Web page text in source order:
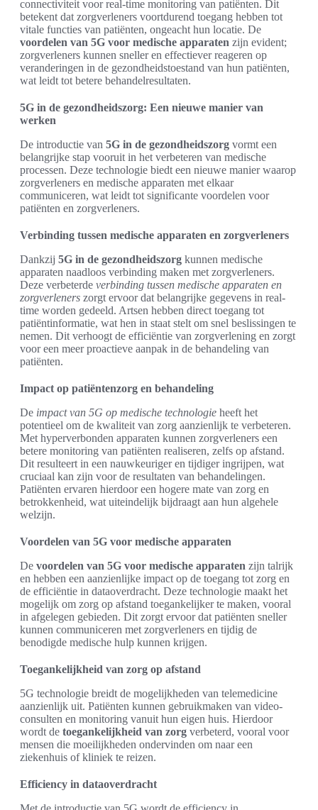
connectiviteit voor real-time monitoring van patiënten. Dit
betekent dat zorgverleners voortdurend toegang hebben tot
vitale functies van patiënten, ongeacht hun locatie. De
voordelen van 5G voor medische apparaten zijn evident;
zorgverleners kunnen sneller en effectiever reageren op
veranderingen in de gezondheidstoestand van hun patiënten,
wat leidt tot betere behandelresultaten.
5G in de gezondheidszorg: Een nieuwe manier van
werken
De introductie van 5G in de gezondheidszorg vormt een
belangrijke stap vooruit in het verbeteren van medische
processen. Deze technologie biedt een nieuwe manier waarop
zorgverleners en medische apparaten met elkaar
communiceren, wat leidt tot significante voordelen voor
patiënten en zorgverleners.
Verbinding tussen medische apparaten en zorgverleners
Dankzij 5G in de gezondheidszorg kunnen medische
apparaten naadloos verbinding maken met zorgverleners.
Deze verbeterde verbinding tussen medische apparaten en
zorgverleners zorgt ervoor dat belangrijke gegevens in real-
time worden gedeeld. Artsen hebben direct toegang tot
patiëntinformatie, wat hen in staat stelt om snel beslissingen te
nemen. Dit verhoogt de efficiëntie van zorgverlening en zorgt
voor een meer proactieve aanpak in de behandeling van
patiënten.
Impact op patiëntenzorg en behandeling
De impact van 5G op medische technologie heeft het
potentieel om de kwaliteit van zorg aanzienlijk te verbeteren.
Met hyperverbonden apparaten kunnen zorgverleners een
betere monitoring van patiënten realiseren, zelfs op afstand.
Dit resulteert in een nauwkeuriger en tijdiger ingrijpen, wat
cruciaal kan zijn voor de resultaten van behandelingen.
Patiënten ervaren hierdoor een hogere mate van zorg en
betrokkenheid, wat uiteindelijk bijdraagt aan hun algehele
welzijn.
Voordelen van 5G voor medische apparaten
De voordelen van 5G voor medische apparaten zijn talrijk
en hebben een aanzienlijke impact op de toegang tot zorg en
de efficiëntie in dataoverdracht. Deze technologie maakt het
mogelijk om zorg op afstand toegankelijker te maken, vooral
in afgelegen gebieden. Dit zorgt ervoor dat patiënten sneller
kunnen communiceren met zorgverleners en tijdig de
benodigde medische hulp kunnen krijgen.
Toegankelijkheid van zorg op afstand
5G technologie breidt de mogelijkheden van telemedicine
aanzienlijk uit. Patiënten kunnen gebruikmaken van video-
consulten en monitoring vanuit hun eigen huis. Hierdoor
wordt de toegankelijkheid van zorg verbeterd, vooral voor
mensen die moeilijkheden ondervinden om naar een
ziekenhuis of kliniek te reizen.
Efficiency in dataoverdracht